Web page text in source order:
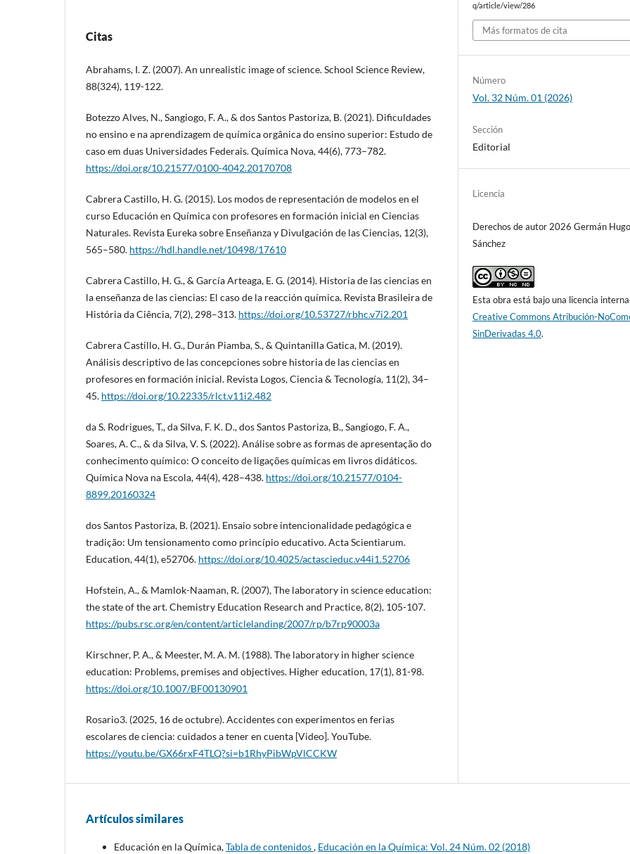
Citas
Abrahams, I. Z. (2007). An unrealistic image of science. School Science Review,
88(324), 119-122.
Botezzo Alves, N., Sangiogo, F. A., & dos Santos Pastoriza, B. (2021). Dificuldades
no ensino e na aprendizagem de química orgânica do ensino superior: Estudo de
caso em duas Universidades Federais. Química Nova, 44(6), 773–782.
https://doi.org/10.21577/0100-4042.20170708
Cabrera Castillo, H. G. (2015). Los modos de representación de modelos en el
curso Educación en Química con profesores en formación inicial en Ciencias
Naturales. Revista Eureka sobre Enseñanza y Divulgación de las Ciencias, 12(3),
565–580. https://hdl.handle.net/10498/17610
Cabrera Castillo, H. G., & García Arteaga, E. G. (2014). Historia de las ciencias en
la enseñanza de las ciencias: El caso de la reacción química. Revista Brasileira de
História da Ciência, 7(2), 298–313. https://doi.org/10.53727/rbhc.v7i2.201
Cabrera Castillo, H. G., Durán Piamba, S., & Quintanilla Gatica, M. (2019).
Análisis descriptivo de las concepciones sobre historia de las ciencias en
profesores en formación inicial. Revista Logos, Ciencia & Tecnología, 11(2), 34–
45. https://doi.org/10.22335/rlct.v11i2.482
da S. Rodrigues, T., da Silva, F. K. D., dos Santos Pastoriza, B., Sangiogo, F. A.,
Soares, A. C., & da Silva, V. S. (2022). Análise sobre as formas de apresentação do
conhecimento químico: O conceito de ligações químicas em livros didáticos.
Química Nova na Escola, 44(4), 428–438. https://doi.org/10.21577/0104-
8899.20160324
dos Santos Pastoriza, B. (2021). Ensaio sobre intencionalidade pedagógica e
tradição: Um tensionamento como princípio educativo. Acta Scientiarum.
Education, 44(1), e52706. https://doi.org/10.4025/actascieduc.v44i1.52706
Hofstein, A., & Mamlok-Naaman, R. (2007), The laboratory in science education:
the state of the art. Chemistry Education Research and Practice, 8(2), 105-107.
https://pubs.rsc.org/en/content/articlelanding/2007/rp/b7rp90003a
Kirschner, P. A., & Meester, M. A. M. (1988). The laboratory in higher science
education: Problems, premises and objectives. Higher education, 17(1), 81-98.
https://doi.org/10.1007/BF00130901
Rosario3. (2025, 16 de octubre). Accidentes con experimentos en ferias
escolares de ciencia: cuidados a tener en cuenta [Video]. YouTube.
https://youtu.be/GX66rxF4TLQ?si=b1RhyPibWpVlCCKW
q/article/view/286
Más formatos de cita
Número
Vol. 32 Núm. 01 (2026)
Sección
Editorial
Licencia
Derechos de autor 2026 Germán Hugo
Sánchez
Esta obra está bajo una licencia
Creative Commons Atribución-
SinDerivadas 4.0.
Artículos similares
Educación en la Química,Tabla de contenidos, Educación en la Química: Vol. 24 Núm. 02 (2018)